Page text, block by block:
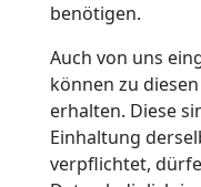
benötigen.
Auch von uns
können zu
erhalten. Diese
Einhaltung
verpflichtet,